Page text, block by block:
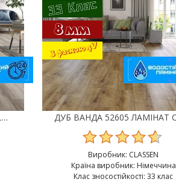
ДУБ МАМРІ 52601 ЛАМІНАТ CLASSEN TREND 4V WR
Виробник: CLASSEN
Країна виробник: Німеччина
Клас зносостійкості: 33 клас